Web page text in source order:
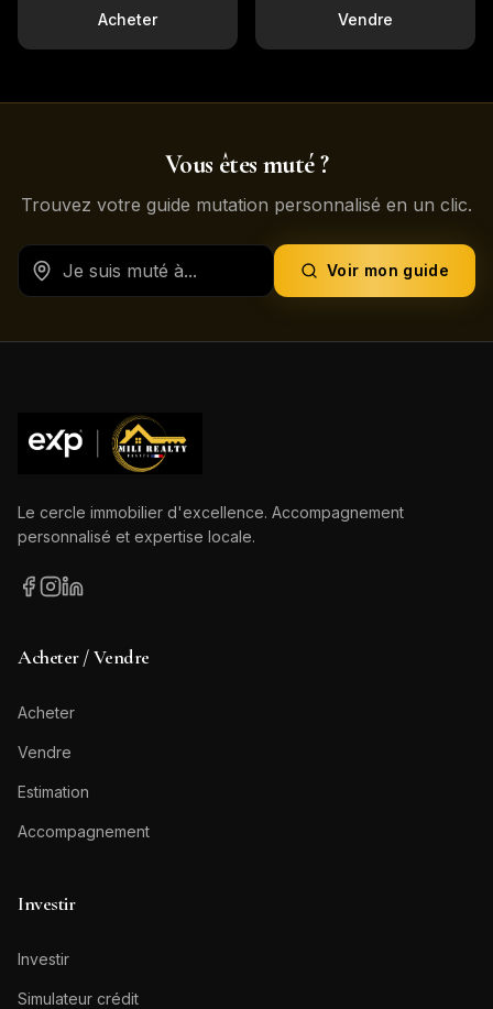
Acheter Vendre
Vous êtes muté ?
Trouvez votre guide mutation personnalisé en un clic.
Voir mon guide
Le cercle immobilier d'excellence. Accompagnement
personnalisé et expertise locale.
Acheter / Vendre
Acheter
Vendre
Estimation
Accompagnement
Investir
Investir
Simulateur crédit